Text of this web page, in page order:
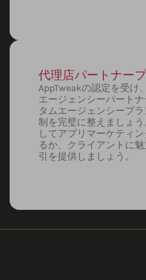
代理店パートナー
AppTweakの認定を受け
エージェンシーパート
タムエージェンシープ
制を完璧に整えましょ
してアプリマーケティ
るか、クライアントに
引を提供しましょう。